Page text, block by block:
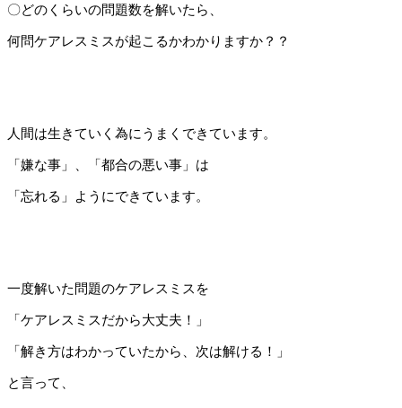
〇どのくらいの問題数を解いたら、
何問ケアレスミスが起こるかわかりますか？？
人間は生きていく為にうまくできています。
「嫌な事」、「都合の悪い事」は
「忘れる」ようにできています。
一度解いた問題のケアレスミスを
「ケアレスミスだから大丈夫！」
「解き方はわかっていたから、次は解ける！」
と言って、